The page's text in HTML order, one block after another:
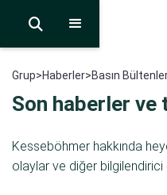

Grup>Haberler>Basın
Son haberler ve
Kesseböhmer hakkında
olaylar ve diğer bilgilendirici